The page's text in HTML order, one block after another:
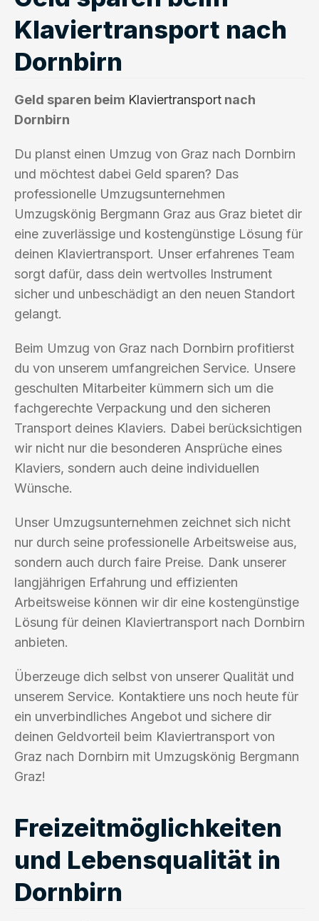
Klaviertransport nach
Dornbirn
Geld sparen beim Klaviertransport nach
Dornbirn
Du planst einen Umzug von Graz nach Dornbirn
und möchtest dabei Geld sparen? Das
professionelle Umzugsunternehmen
Umzugskönig Bergmann Graz aus Graz bietet dir
eine zuverlässige und kostengünstige Lösung für
deinen Klaviertransport. Unser erfahrenes Team
sorgt dafür, dass dein wertvolles Instrument
sicher und unbeschädigt an den neuen Standort
gelangt.
Beim Umzug von Graz nach Dornbirn profitierst
du von unserem umfangreichen Service. Unsere
geschulten Mitarbeiter kümmern sich um die
fachgerechte Verpackung und den sicheren
Transport deines Klaviers. Dabei berücksichtigen
wir nicht nur die besonderen Ansprüche eines
Klaviers, sondern auch deine individuellen
Wünsche.
Unser Umzugsunternehmen zeichnet sich nicht
nur durch seine professionelle Arbeitsweise aus,
sondern auch durch faire Preise. Dank unserer
langjährigen Erfahrung und effizienten
Arbeitsweise können wir dir eine kostengünstige
Lösung für deinen Klaviertransport nach Dornbirn
anbieten.
Überzeuge dich selbst von unserer Qualität und
unserem Service. Kontaktiere uns noch heute für
ein unverbindliches Angebot und sichere dir
deinen Geldvorteil beim Klaviertransport von
Graz nach Dornbirn mit Umzugskönig Bergmann
Graz!
Freizeitmöglichkeiten
und Lebensqualität in
Dornbirn